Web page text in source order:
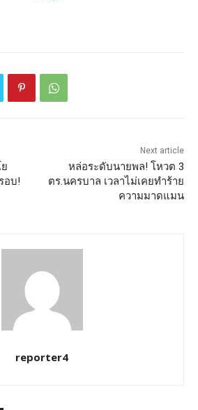
อบ!
Next article
หล่อระดับนายพล! โหวต 3
ตร.นครบาล เวลาไม่เคยทำร้าย
ความมาดแมน
reporter4